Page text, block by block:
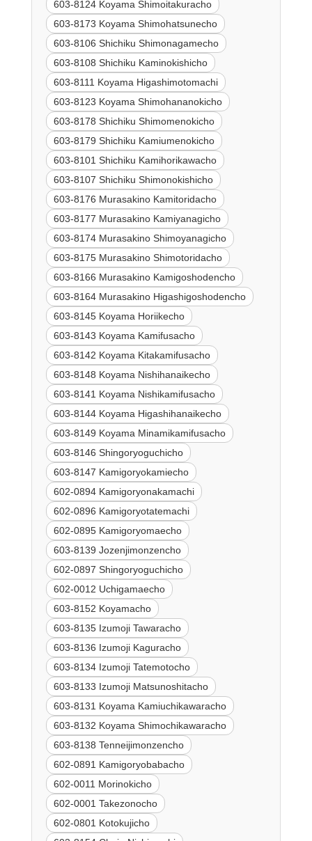
603-8124 Koyama Shimoitakuracho
603-8173 Koyama Shimohatsunecho
603-8106 Shichiku Shimonagamecho
603-8108 Shichiku Kaminokishicho
603-8111 Koyama Higashimotomachi
603-8123 Koyama Shimohananokicho
603-8178 Shichiku Shimomenokicho
603-8179 Shichiku Kamiumenokicho
603-8101 Shichiku Kamihorikawacho
603-8107 Shichiku Shimonokishicho
603-8176 Murasakino Kamitoridacho
603-8177 Murasakino Kamiyanagicho
603-8174 Murasakino Shimoyanagicho
603-8175 Murasakino Shimotoridacho
603-8166 Murasakino Kamigoshodencho
603-8164 Murasakino Higashigoshodencho
603-8145 Koyama Horiikecho
603-8143 Koyama Kamifusacho
603-8142 Koyama Kitakamifusacho
603-8148 Koyama Nishihanaikecho
603-8141 Koyama Nishikamifusacho
603-8144 Koyama Higashihanaikecho
603-8149 Koyama Minamikamifusacho
603-8146 Shingoryoguchicho
603-8147 Kamigoryokamiecho
602-0894 Kamigoryonakamachi
602-0896 Kamigoryotatemachi
602-0895 Kamigoryomaecho
603-8139 Jozenjimonzencho
602-0897 Shingoryoguchicho
602-0012 Uchigamaecho
603-8152 Koyamacho
603-8135 Izumoji Tawaracho
603-8136 Izumoji Kaguracho
603-8134 Izumoji Tatemotocho
603-8133 Izumoji Matsunoshitacho
603-8131 Koyama Kamiuchikawaracho
603-8132 Koyama Shimochikawaracho
603-8138 Tenneijimonzencho
602-0891 Kamigoryobabacho
602-0011 Morinokicho
602-0001 Takezonocho
602-0801 Kotokujicho